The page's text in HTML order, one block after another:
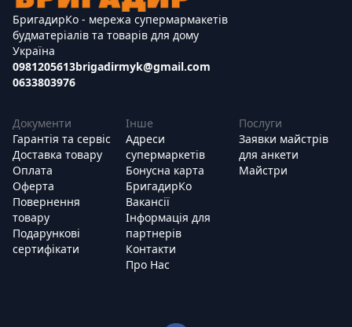
БригадирКо - мережа супермармакетів
будматеріалів та товарів для дому
Україна
0981205613
0633803976
brigadirmyk@gmail.com
Документи
Гарантія та сервіс
Доставка товару
Оплата
Оферта
Повернення
товару
Подарункові
сертифікати
Інше
Адреси
супермаркетів
Бонусна карта
БригадирКо
Вакансії
Інформація для
партнерів
Контакти
Про Нас
Послуги
Заявки майстрів
для анкети
Майстри